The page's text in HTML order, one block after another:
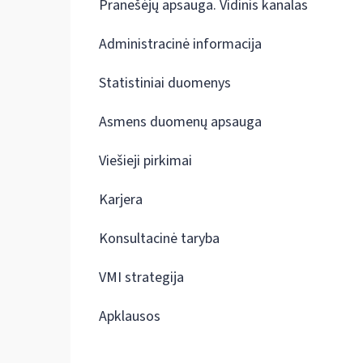
Pranešėjų apsauga. Vidinis kanalas
Administracinė informacija
Statistiniai duomenys
Asmens duomenų apsauga
Viešieji pirkimai
Karjera
Konsultacinė taryba
VMI strategija
Apklausos